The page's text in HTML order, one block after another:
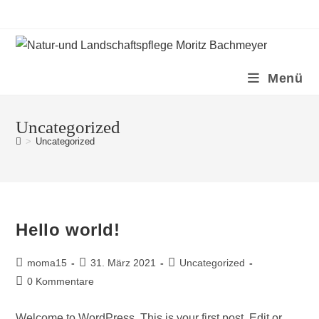
springen
Menü
Uncategorized
> Uncategorized
Hello world!
Beitrags-
Autor:
moma15
Beitrag
31. März 2021
Beitrags-
Uncategorized
Beitrags-
0 Kommentare